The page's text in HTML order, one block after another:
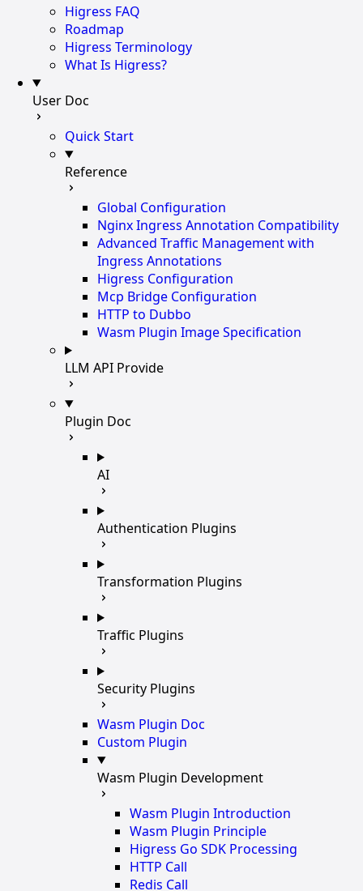
Higress FAQ
Roadmap
Higress Terminology
What Is Higress?
User Doc
Quick Start
Reference
Global Configuration
Nginx Ingress Annotation Compatibility
Advanced Traffic Management with
Ingress Annotations
Higress Configuration
Mcp Bridge Configuration
HTTP to Dubbo
Wasm Plugin Image Specification
LLM API Provide
Plugin Doc
AI
Authentication Plugins
Transformation Plugins
Traffic Plugins
Security Plugins
Wasm Plugin Doc
Custom Plugin
Wasm Plugin Development
Wasm Plugin Introduction
Wasm Plugin Principle
Higress Go SDK Processing
HTTP Call
Redis Call